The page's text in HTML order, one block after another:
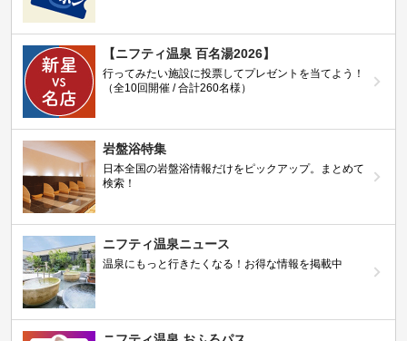
【ニフティ温泉 百名湯2026】
行ってみたい施設に投票してプレゼントを当てよう！
（全10回開催 / 合計260名様）
岩盤浴特集
日本全国の岩盤浴情報だけをピックアップ。まとめて
検索！
ニフティ温泉ニュース
温泉にもっと行きたくなる！お得な情報を掲載中